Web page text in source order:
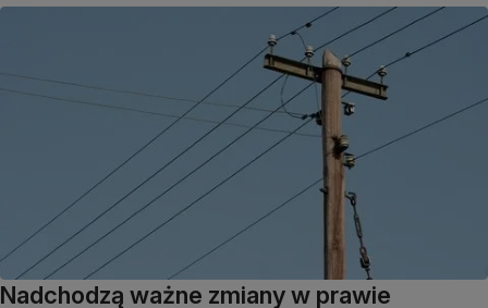
Nadchodzą ważne zmiany w prawie